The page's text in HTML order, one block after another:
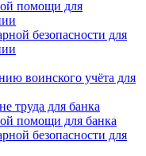
помощи для
безопасности для
воинского учёта для
труда для банка
помощи для банка
безопасности для